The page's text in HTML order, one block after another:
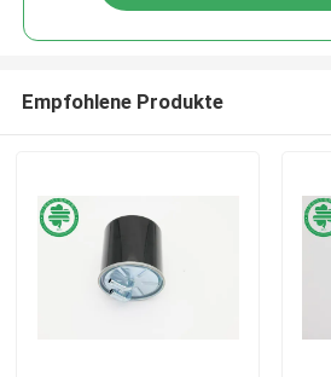
Empfohlene Produkte